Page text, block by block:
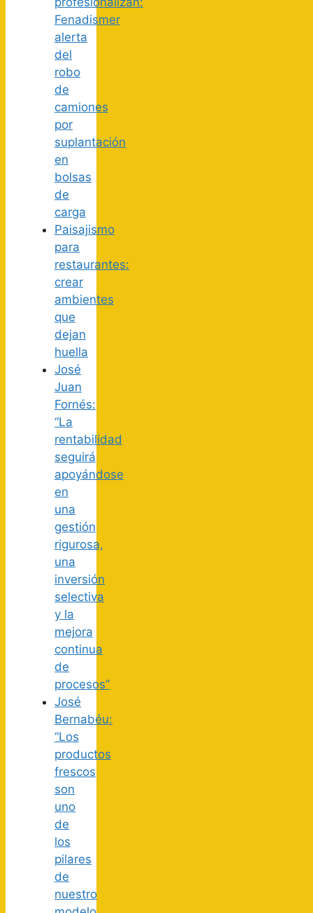
Fenadismer
alerta
del
robo
de
camiones
por
suplantación
en
bolsas
de
carga
Paisajismo
para
restaurantes:
crear
ambientes
que
dejan
huella
José
Juan
Fornés:
“La
rentabilidad
seguirá
apoyándose
en
una
gestión
rigurosa,
una
inversión
selectiva
y la
mejora
continua
de
procesos”
José
Bernabéu:
“Los
productos
frescos
son
uno
de
los
pilares
de
nuestro